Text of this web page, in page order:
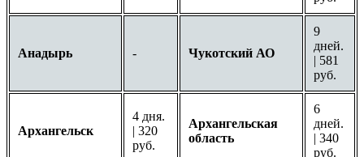
Анадырь - Чукотский АО
9
дней.
| 581
руб.
Архангельск
4 дня.
| 320
руб.
Архангельская
область
6
дней.
| 340
руб.